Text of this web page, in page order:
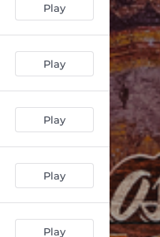
Play
Play
Play
Play
Play